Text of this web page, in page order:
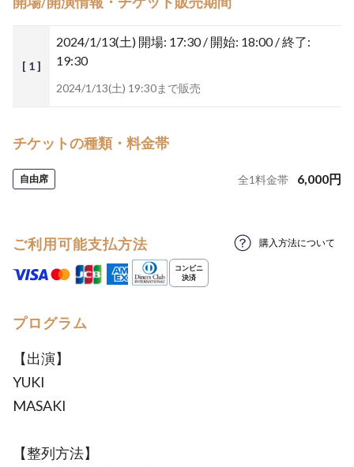
[ 1 ]
2024/1/13(土) 開場: 17:30 / 開始: 18:00 / 終了:
19:30
2024/1/13(土) 19:30まで販売
チケットの種類・料金帯
自由席 全1料金帯 6,000円
ご利用可能支払方法 購入方法について
プログラム
【出演】
YUKI
MASAKI
【整列方法】